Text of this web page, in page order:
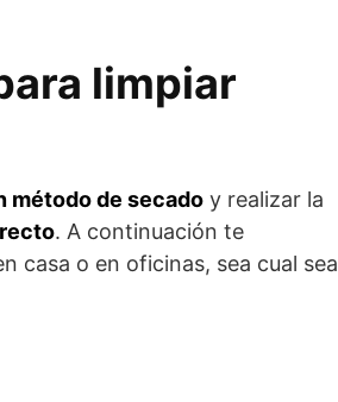
limpiar
método de secado y realizar la
. A continuación te
casa o en oficinas, sea cual sea